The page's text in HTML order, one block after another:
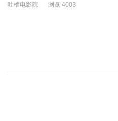
吐槽电影院 浏览 4003